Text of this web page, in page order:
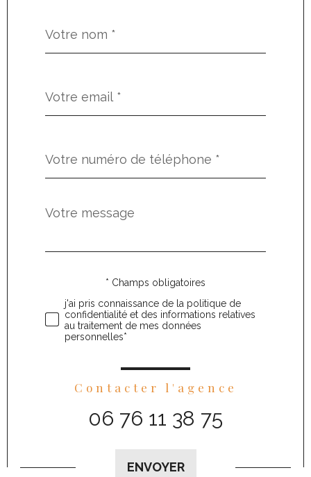
par
*
*
*
Fieldset
défaut
Message
*
Validation* Champs obligatoires
j'ai pris connaissance de la politique de
confidentialité et des informations relatives
au traitement de mes données
personnelles*
Contacter l'agence
06 76 11 38 75
ENVOYER